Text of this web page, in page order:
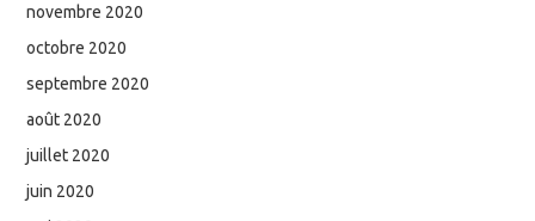
novembre 2020
octobre 2020
septembre 2020
août 2020
juillet 2020
juin 2020